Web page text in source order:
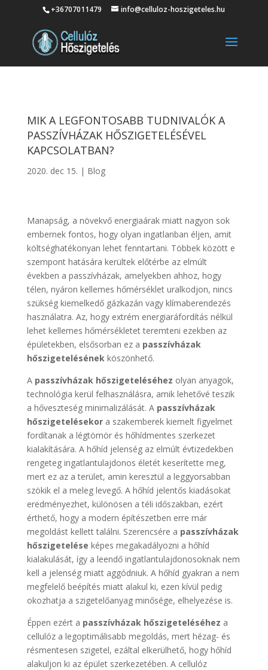
+36707011479 info@celluloz-hoszigeteles.hu
MIK A LEGFONTOSABB TUDNIVALÓK A
PASSZÍVHÁZAK HŐSZIGETELÉSÉVEL
KAPCSOLATBAN?
2020. dec 15. | Blog
Manapság, a növekvő energiaárak miatt nagyon sok
embernek fontos, hogy olyan ingatlanban éljen, amit
költséghatékonyan lehet fenntartani. Többek között e
szempont hatására kerültek előtérbe az elmúlt
években a passzívházak, amelyekben ahhoz, hogy
télen, nyáron kellemes hőmérséklet uralkodjon, nincs
szükség kiemelkedő gázkazán vagy klímaberendezés
használatra. Az, hogy extrém energiaráfordítás nélkül
lehet kellemes hőmérsékletet teremteni ezekben az
épületekben, elsősorban ez a passzívházak
hőszigetelésénekköszönhető.
A passzívházak hőszigeteléséhez olyan anyagok,
technológia kerül felhasználásra, amik lehetővé teszik
a hőveszteség minimalizálását. A passzívházak
hőszigetelésekora szakemberek kiemelt figyelmet
fordítanak a légtömör és hőhídmentes szerkezet
kialakítására. A hőhíd jelenség az elmúlt évtizedekben
rengeteg ingatlantulajdonos életét keserítette meg,
mert ez az a terület, amin keresztül a leggyorsabban
szökik el a meleg levegő. A hőhíd jelentős kiadásokat
eredményezhet, különösen a téli időszakban, ezért
érthető, hogy a modern építészetben erre már
megoldást kellett találni. Szerencsére a passzívházak
hőszigetelése képes megakadályozni a hőhíd
kialakulását, így a leendő ingatlantulajdonosoknak nem
kell a jelenség miatt aggódniuk. A hőhíd gyakran a nem
megfelelő beépítés miatt alakul ki, ezen kívül pedig
okozhatja a szigetelőanyag minősége, elhelyezése is.
Éppen ezért a passzívházak hőszigeteléséhez a
cellulóz a legoptimálisabb megoldás, mert hézag- és
résmentesen szigetel, ezáltal elkerülhető, hogy hőhíd
alakuljon ki az épület szerkezetében. A cellulóz